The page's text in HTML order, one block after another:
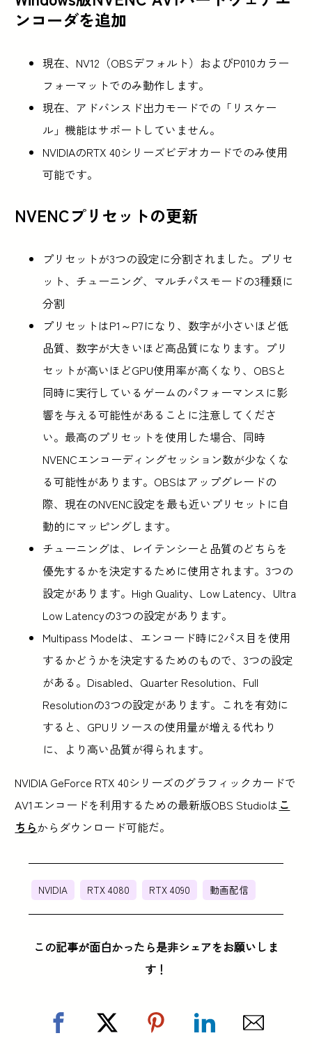
ンコーダを追加
現在、NV12（OBSデフォルト）およびP010カラー
フォーマットでのみ動作します。
現在、アドバンスド出力モードでの「リスケー
ル」機能はサポートしていません。
NVIDIAのRTX 40シリーズビデオカードでのみ使用
可能です。
NVENCプリセットの更新
プリセットが3つの設定に分割されました。プリセ
ット、チューニング、マルチパスモードの3種類に
分割
プリセットはP1～P7になり、数字が小さいほど低
品質、数字が大きいほど高品質になります。プリ
セットが高いほどGPU使用率が高くなり、OBSと
同時に実行しているゲームのパフォーマンスに影
響を与える可能性があることに注意してくださ
い。最高のプリセットを使用した場合、同時
NVENCエンコーディングセッション数が少なくな
る可能性があります。OBSはアップグレードの
際、現在のNVENC設定を最も近いプリセットに自
動的にマッピングします。
チューニングは、レイテンシーと品質のどちらを
優先するかを決定するために使用されます。3つの
設定があります。High Quality、Low Latency、Ultra
Low Latencyの3つの設定があります。
Multipass Modeは、エンコード時に2パス目を使用
するかどうかを決定するためのもので、3つの設定
がある。Disabled、Quarter Resolution、Full
Resolutionの3つの設定があります。これを有効に
すると、GPUリソースの使用量が増える代わり
に、より高い品質が得られます。
NVIDIA GeForce RTX 40シリーズのグラフィックカードで
AV1エンコードを利用するための最新版OBS Studioは こ
ちらからダウンロード可能だ。
NVIDIA RTX 4080 RTX 4090 動画配信
この記事が面白かったら是非シェアをお願いしま
す！